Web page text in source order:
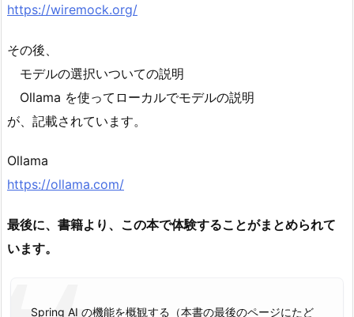
https://wiremock.org/
その後、
モデルの選択いついての説明
Ollama を使ってローカルでモデルの説明
が、記載されています。
Ollama
https://ollama.com/
最後に、書籍より、この本で体験することがまとめられて
います。
Spring AI の機能を概観する（本書の最後のページにたど